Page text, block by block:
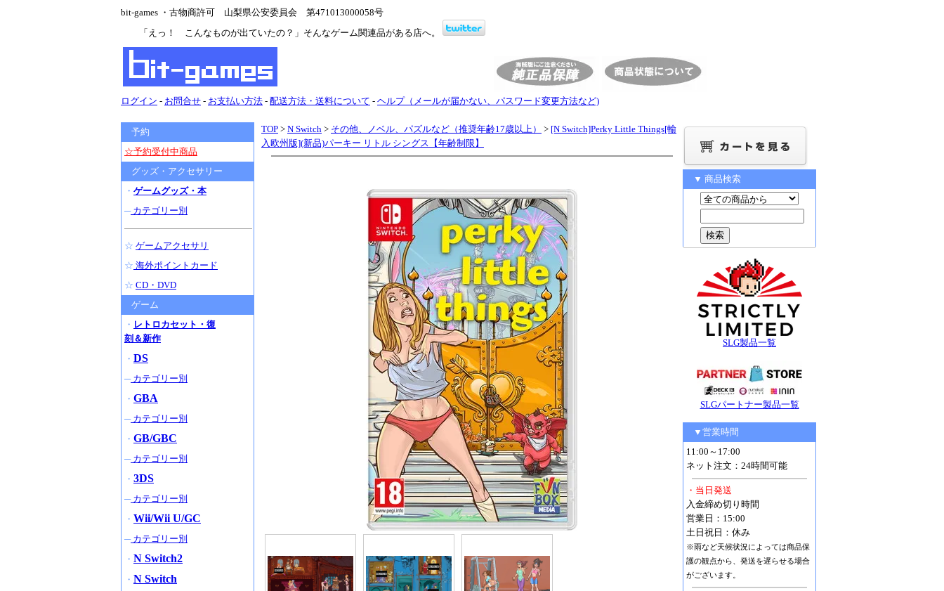
bit-games ・古物商許可 山梨県公安委員会 第471013000058号
「えっ！ こんなものが出ていたの？」そんなゲーム関連品がある店へ。
ログイン - お問合せ - お支払い方法 - 配送方法・送料について - ヘルプ（メールが届かない、パスワード変更方法など)
TOP > N Switch > その他、ノベル、パズルなど（推奨年齢17歳以上） > [N Switch]Perky Little Things[輸
入欧州版](新品)パーキー リトル シングス【年齢制限】
予約
☆予約受付中商品
グッズ・アクセサリー
・ ゲームグッズ・本
─カテゴリー別
☆ ゲームアクセサリ
☆ 海外ポイントカード
☆ CD・DVD
ゲーム
・ レトロカセット・復
刻＆新作
・ DS
─カテゴリー別
・ GBA
─カテゴリー別
・ GB/GBC
─カテゴリー別
・ 3DS
─カテゴリー別
・ Wii/Wii U/GC
─カテゴリー別
・ N Switch2
・ N Switch
▼ 商品検索
SLG製品一覧
SLGパートナー製品一覧
▼営業時間
11:00～17:00
ネット注文：24時間可能
・当日発送
入金締め切り時間
営業日：15:00
土日祝日：休み
※雨など天候状況によっては商品保
護の観点から、発送を遅らせる場合
がございます。